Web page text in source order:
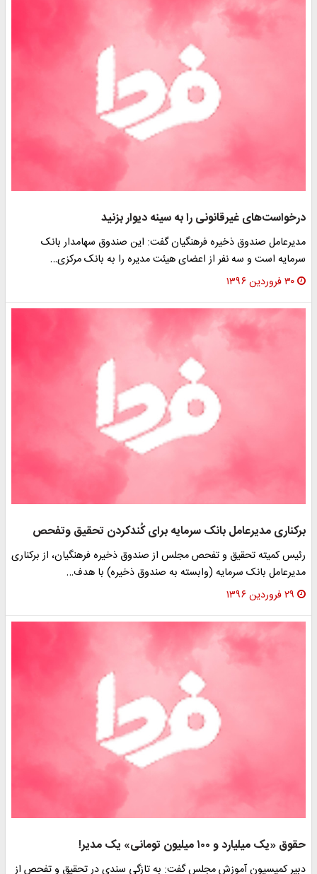
درخواست‌های غیرقانونی را به سینه دیوار بزنید
مدیرعامل صندوق ذخیره فرهنگیان گفت: این صندوق سهامدار بانک
سرمایه است و سه نفر از اعضای هیئت مدیره را به بانک مرکزی…
۳۰ فروردین ۱۳۹۶
برکناری مدیرعامل بانک سرمایه برای کُندکردن تحقیق وتفحص
رئیس کمیته تحقیق و تفحص مجلس از صندوق ذخیره فرهنگیان، از برکناری
مدیرعامل بانک سرمایه (وابسته به صندوق ذخیره) با هدف…
۲۹ فروردین ۱۳۹۶
حقوق «یک میلیارد و ۱۰۰ میلیون تومانی» یک مدیر!
دبیر کمیسیون آموزش مجلس گفت: به تازگی سندی در تحقیق و تفحص از